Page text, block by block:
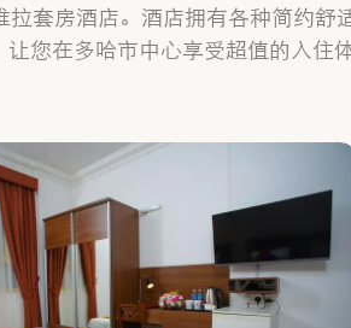
套房酒店。酒店拥有各种简约舒
您在多哈市中心享受超值的入住